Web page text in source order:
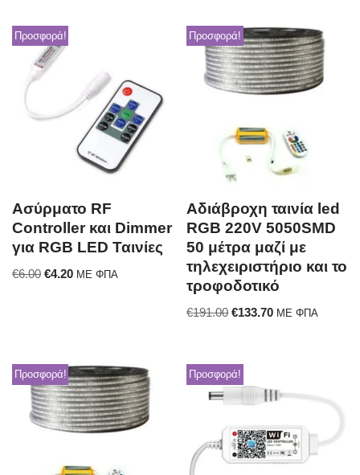
Προσφορά!
Ασύρματο RF
Controller και Dimmer
για RGB LED Ταινίες
€6.00 €4.20 ΜΕ ΦΠΑ
Προσφορά!
Αδιάβροχη ταινία led
RGB 220V 5050SMD
50 μέτρα μαζί με
τηλεχειριστήριο και το
τροφοδοτικό
€191.00 €133.70 ΜΕ ΦΠΑ
Προσφορά! Προσφορά!